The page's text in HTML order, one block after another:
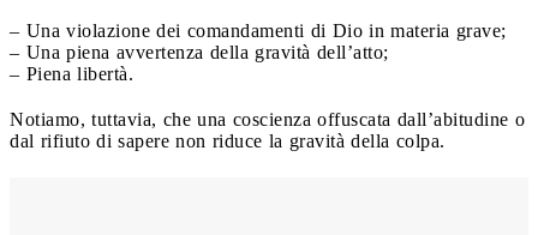
– Una violazione dei comandamenti di Dio in materia grave;
– Una piena avvertenza della gravità dell’atto;
– Piena libertà.
Notiamo, tuttavia, che una coscienza offuscata dall’abitudine o
dal rifiuto di sapere non riduce la gravità della colpa.